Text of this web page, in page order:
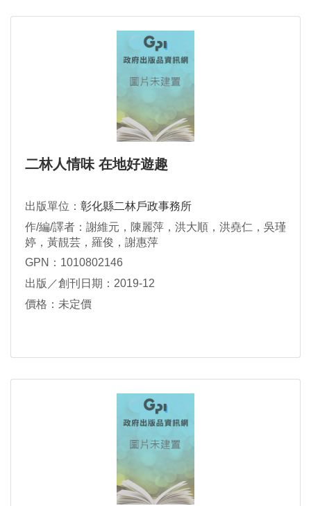
二林人情味 在地好遊趣
出版單位： 彰化縣二林戶政事務所
作/編/譯者：謝維元，陳麗萍，洪大順，洪堯仁，吳瑾
婷，黃靚芸，羅俊，謝惠萍
GPN：1010802146
出版／創刊日期：2019-12
價格：未定價